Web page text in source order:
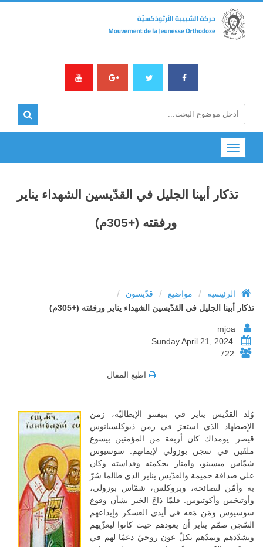
Toggle
navigation
تذكار أبينا الجليل في القدّيسين الشهداء يناير
ورفقته (+305م)
الرئيسية / مواضيع / قدّيسون /
تذكار أبينا الجليل في القدّيسين الشهداء يناير ورفقته (+305م)
722
اطبع المقال
وُلد القدّيس يناير في بنيفنتو الإيطاليّة، زمن
الإضطهاد الذي استعرَ في زمن ذيوكلسيانوس
قيصر. يومذاك كان أربعة من المؤمنين بيسوع
ملقَين في سجن بوزولي لإيمانهم: سوسيوس
شمّاس ميسينو، وامتاز بحكمته وقداسته وكان
على صداقة حميمة والقدّيس يناير الذي طالما سُرّ
به وأمّن لنصائحه، وبروكلس، شمّاس بوزولي،
وأوتيخس وأكوتيوس. فلمّا ذاعَ الخبر بشأن وقوع
سوسيوس ومَن مَعه في أيدي العسكر وإيداعهم
السّجن صمّم يناير أن يعودهم حيث كانوا ليعزّيهم
ويشدّدهم ويمدّهم بكلّ عون روحيّ دعمًا لهم في